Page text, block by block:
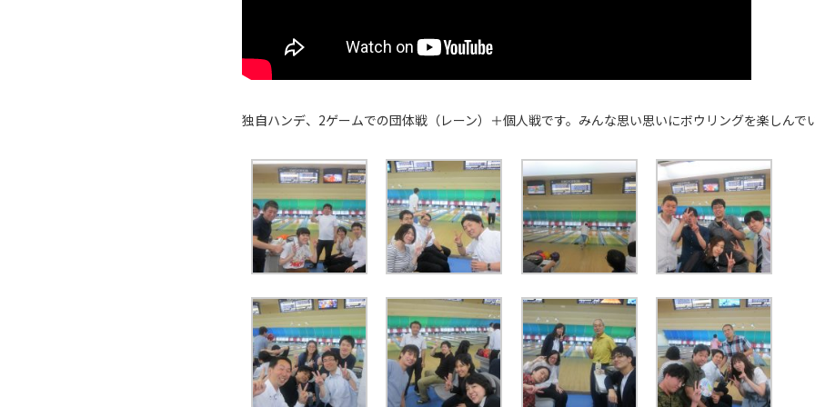
独自ハンデ、2ゲームでの団体戦（レーン）＋個人戦です。みんな思い思いにボウリングを楽しんで